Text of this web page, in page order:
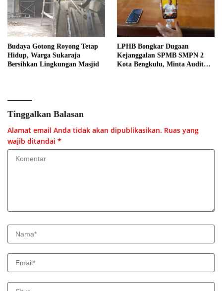
Budaya Gotong Royong Tetap
Hidup, Warga Sukaraja
Bersihkan Lingkungan Masjid
LPHB Bongkar Dugaan
Kejanggalan SPMB SMPN 2
Kota Bengkulu, Minta Audit
Tinggalkan Balasan
Alamat email Anda tidak akan dipublikasikan. Ruas yang
wajib ditandai *